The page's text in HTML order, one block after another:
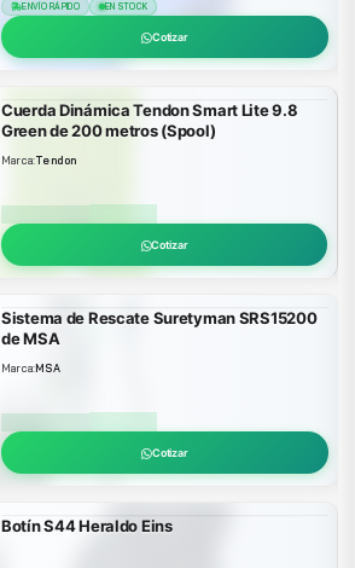
ENVÍO RÁPIDO EN STOCK
Cotizar
Cuerda Dinámica Tendon Smart Lite 9.8
Green de 200 metros (Spool)
Marca:Tendon
Cotizar
Sistema de Rescate Suretyman SRS15200
de MSA
Marca:MSA
Cotizar
Botín S44 Heraldo Eins